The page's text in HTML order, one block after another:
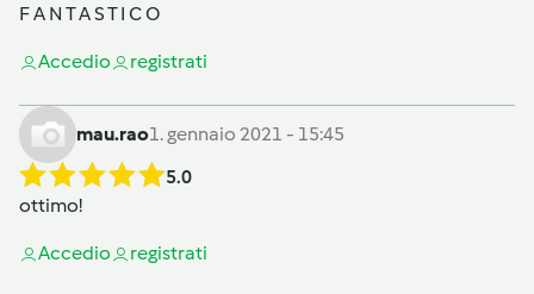
F A N T A S T I C O
Accedio registrati
mau.rao1. gennaio 2021 - 15:45
5.0
ottimo!
Accedio registrati